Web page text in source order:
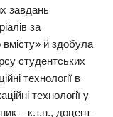
завдань
за
вмісту» й здобула
студентських
технології в
технології у
– к.т.н., доцент